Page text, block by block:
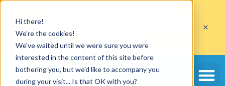
Hi there!
We're the cookies!
We've waited until we were sure you were
interested in the content of this site before
bothering you, but we'd like to accompany you
during your visit... Is that OK with you?
sur l'ouverture d'un compte avec le code
jusqu'au 30/09/2026*
J'en profite
×
Étiquette :pratique